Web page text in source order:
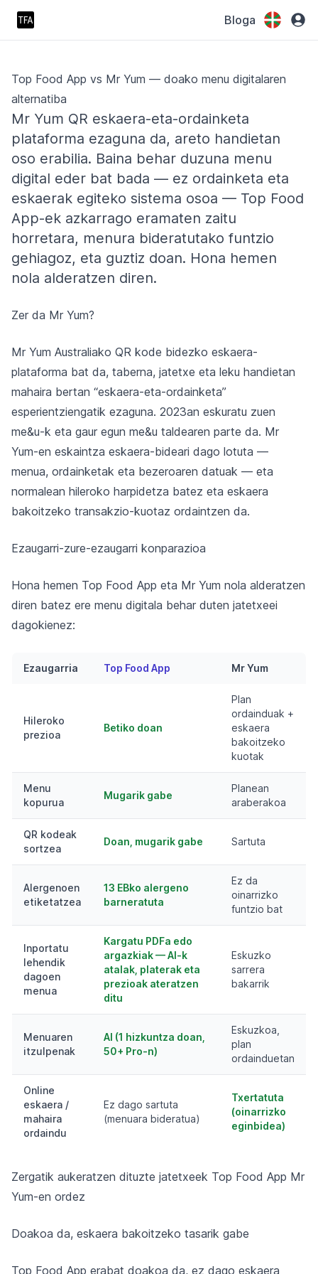
Bloga
Top Food App vs Mr Yum — doako menu digitalaren
alternatiba
Mr Yum QR eskaera-eta-ordainketa
plataforma ezaguna da, areto handietan
oso erabilia. Baina behar duzuna menu
digital eder bat bada — ez ordainketa eta
eskaerak egiteko sistema osoa — Top Food
App-ek azkarrago eramaten zaitu
horretara, menura bideratutako funtzio
gehiagoz, eta guztiz doan. Hona hemen
nola alderatzen diren.
Zer da Mr Yum?
Mr Yum Australiako QR kode bidezko eskaera-
plataforma bat da, taberna, jatetxe eta leku handietan
mahaira bertan “eskaera-eta-ordainketa”
esperientziengatik ezaguna. 2023an eskuratu zuen
me&u-k eta gaur egun me&u taldearen parte da. Mr
Yum-en eskaintza eskaera-bideari dago lotuta —
menua, ordainketak eta bezeroaren datuak — eta
normalean hileroko harpidetza batez eta eskaera
bakoitzeko transakzio-kuotaz ordaintzen da.
Ezaugarri-zure-ezaugarri konparazioa
Hona hemen Top Food App eta Mr Yum nola alderatzen
diren batez ere menu digitala behar duten jatetxeei
dagokienez:
Ezaugarria Top Food App Mr Yum
Hileroko
prezioa
Betiko doan
Plan
ordainduak +
eskaera
bakoitzeko
kuotak
Menu
kopurua
Mugarik gabe
Planean
araberakoa
QR kodeak
sortzea
Doan, mugarik gabe Sartuta
Alergenoen
etiketatzea
13 EBko alergeno
barneratuta
Ez da
oinarrizko
funtzio bat
Inportatu
lehendik
dagoen
menua
Kargatu PDFa edo
argazkiak — AI-k
atalak, platerak eta
prezioak ateratzen
ditu
Eskuzko
sarrera
bakarrik
Menuaren
itzulpenak
AI (1 hizkuntza doan,
50+ Pro-n)
Eskuzkoa,
plan
ordainduetan
Online
eskaera /
mahaira
ordaindu
Ez dago sartuta
(menuara bideratua)
Txertatuta
(oinarrizko
eginbidea)
Zergatik aukeratzen dituzte jatetxeek Top Food App Mr
Yum-en ordez
Doakoa da, eskaera bakoitzeko tasarik gabe
Top Food App erabat doakoa da, ez dago eskaera